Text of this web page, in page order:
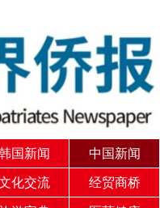
国新闻 中国新闻
化交流 经贸商桥